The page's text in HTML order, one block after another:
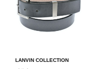
LANVIN COLLECTION